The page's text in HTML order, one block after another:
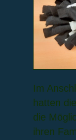
Im
hatten
die
ihren